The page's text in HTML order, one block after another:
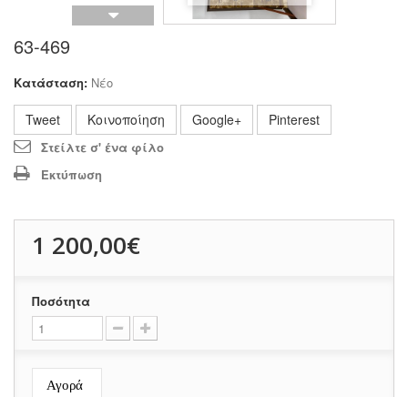
63-469
Κατάσταση: Νέο
Tweet Κοινοποίηση Google+ Pinterest
Στείλτε σ' ένα φίλο
Εκτύπωση
1 200,00€
Ποσότητα
Αγορά